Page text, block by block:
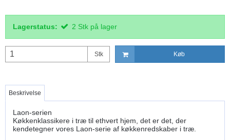
Lagerstatus: 2 Stk på lager
Stk Køb
Beskrivelse
Laon-serien
Køkkenklassikere i træ til ethvert hjem, det er det, der
kendetegner vores Laon-serie af køkkenredskaber i træ.